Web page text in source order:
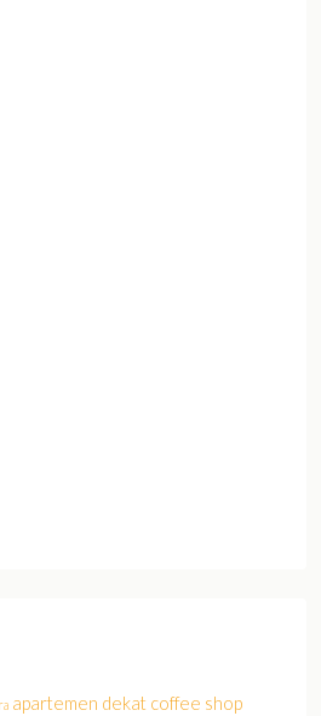
apartemen dekat coffee shop